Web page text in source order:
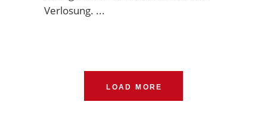
Verlosung.
LOAD MORE